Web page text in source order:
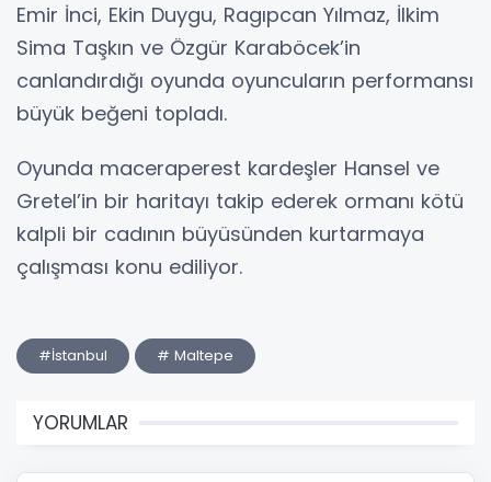
Emir İnci, Ekin Duygu, Ragıpcan Yılmaz, İlkim
Sima Taşkın ve Özgür Karaböcek’in
canlandırdığı oyunda oyuncuların performansı
büyük beğeni topladı.
Oyunda maceraperest kardeşler Hansel ve
Gretel’in bir haritayı takip ederek ormanı kötü
kalpli bir cadının büyüsünden kurtarmaya
çalışması konu ediliyor.
#İstanbul # Maltepe
YORUMLAR